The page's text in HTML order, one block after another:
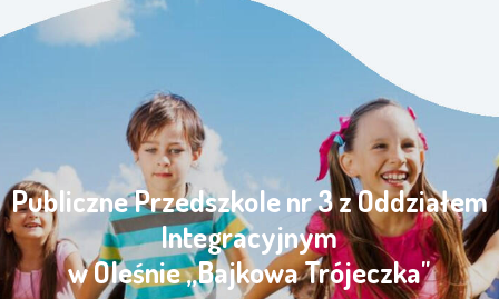
Publiczne Przedszkole nr 3 z Oddziałem
Integracyjnym
w Oleśnie „Bajkowa Trójeczka"